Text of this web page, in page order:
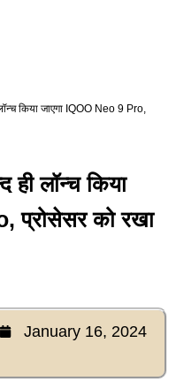
किया जाएगा IQOO Neo 9 Pro,
लॉन्च किया
प्रोसेसर को रखा
January 16, 2024